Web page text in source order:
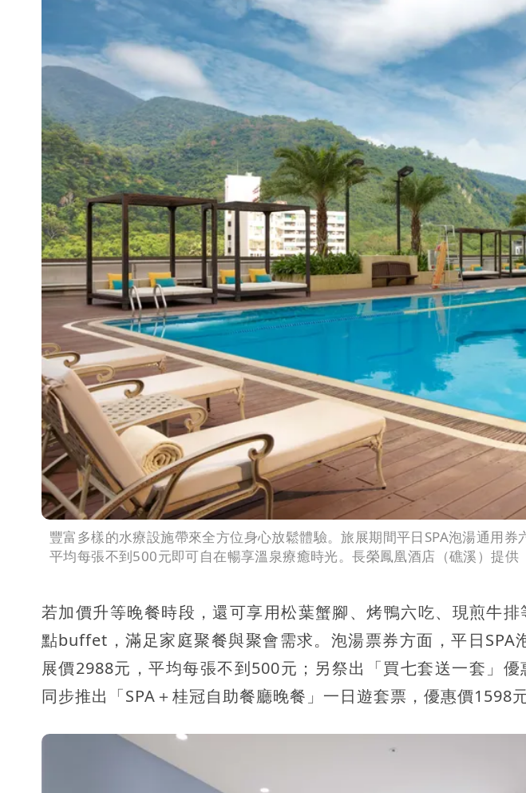
豐富多樣的水療設施帶來全方位身心放鬆體驗。旅展期間平日SPA泡湯通用
平均每張不到500元即可自在暢享溫泉療癒時光。長榮鳳凰酒店（礁溪）提供
若加價升等晚餐時段，還可享用松葉蟹腳、烤鴨六吃、現煎牛
點buffet，滿足家庭聚餐與聚會需求。泡湯票券方面，平日SPA
展價2988元，平均每張不到500元；另祭出「買七套送一套」
同步推出「SPA＋桂冠自助餐廳晚餐」一日遊套票，優惠價1598